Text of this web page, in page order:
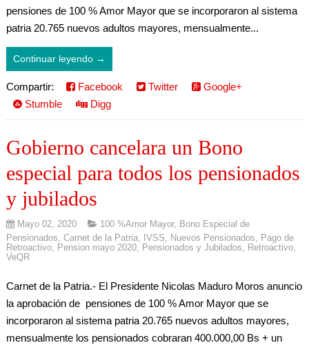
pensiones de 100 % Amor Mayor que se incorporaron al sistema
patria 20.765 nuevos adultos mayores, mensualmente...
Continuar leyendo →
Compartir: Facebook Twitter
Google+
Stumble
Digg
Gobierno cancelara un Bono
especial para todos los pensionados
y jubilados
Mayo 02, 2020 100 %Amor Mayor, Bono Especial de
Pensionados, Carnet de la Patria, IVSS, Nuevos Pensionados, Pago de
Retroactivo, Pension mayo 2020, Pensionados y Jubilados, Retroactivo,
VeQR
Carnet de la Patria.- El Presidente Nicolas Maduro Moros anuncio
la aprobación de pensiones de 100 % Amor Mayor que se
incorporaron al sistema patria 20.765 nuevos adultos mayores,
mensualmente los pensionados cobraran 400.000,00 Bs + un